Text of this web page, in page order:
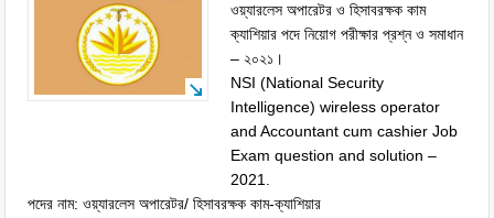
ওয়্যারলেস অপারেটর ও হিসাবরক্ষক কাম
ক্যাশিয়ার পদে নিয়োগ পরীক্ষার প্রশ্ন ও সমাধান
– ২০২১।
NSI (National Security
Intelligence) wireless operator
and Accountant cum cashier Job
Exam question and solution –
2021.
পদের নাম: ওয়্যারলেস অপারেটর/ হিসাবরক্ষক কাম-ক্যাশিয়ার